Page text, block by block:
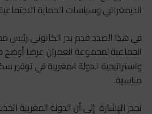
الديمغرافي وسياسات الحماية
في هذا الصدد قدم بدر الكانوني رئيس
الجماعية لمجموعة العمران عرضا
واستراتيجية الدولة المغربية في توفير
مناسبة.
تجدر الإشارة إلى أن الدولة المغربية